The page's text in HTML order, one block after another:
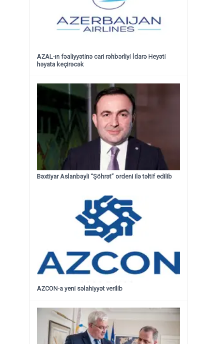
AZAL-ın fəaliyyətinə cari rəhbərliyi İdarə Heyəti
həyata keçirəcək
Bəxtiyar Aslanbəyli “Şöhrət” ordeni ilə təltif edilib
AZCON-a yeni səlahiyyət verilib